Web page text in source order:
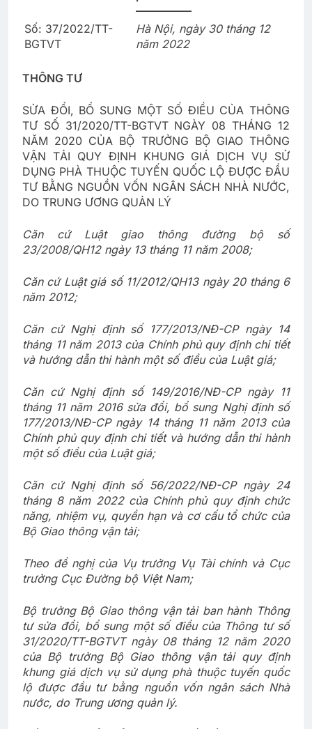
—————
Số: 37/2022/TT-
BGTVT
Hà Nội, ngày 30 tháng 12
năm 2022
THÔNG TƯ
SỬA ĐỔI, BỔ SUNG MỘT SỐ ĐIỀU CỦA THÔNG
TƯ SỐ 31/2020/TT-BGTVT NGÀY 08 THÁNG 12
NĂM 2020 CỦA BỘ TRƯỞNG BỘ GIAO THÔNG
VẬN TẢI QUY ĐỊNH KHUNG GIÁ DỊCH VỤ SỬ
DỤNG PHÀ THUỘC TUYẾN QUỐC LỘ ĐƯỢC ĐẦU
TƯ BẰNG NGUỒN VỐN NGÂN SÁCH NHÀ NƯỚC,
DO TRUNG ƯƠNG QUẢN LÝ
Căn cứ Luật giao thông đường bộ số
23/2008/QH12 ngày 13 tháng 11 năm 2008;
Căn cứ Luật giá số 11/2012/QH13 ngày 20 tháng 6
năm 2012;
Căn cứ Nghị định số 177/2013/NĐ-CP ngày 14
tháng 11 năm 2013 của Chính phủ quy định chi tiết
và hướng dẫn thi hành một số điều của Luật giá;
Căn cứ Nghị định số 149/2016/NĐ-CP ngày 11
tháng 11 năm 2016 sửa đổi, bổ sung Nghị định số
177/2013/NĐ-CP ngày 14 tháng 11 năm 2013 của
Chính phủ quy định chi tiết và hướng dẫn thi hành
một số điều của Luật giá;
Căn cứ Nghị định số 56/2022/NĐ-CP ngày 24
tháng 8 năm 2022 của Chính phủ quy định chức
năng, nhiệm vụ, quyền hạn và cơ cấu tổ chức của
Bộ Giao thông vận tải;
Theo đề nghị của Vụ trưởng Vụ Tài chính và Cục
trưởng Cục Đường bộ Việt Nam;
Bộ trưởng Bộ Giao thông vận tải ban hành Thông
tư sửa đổi, bổ sung một số điều của Thông tư số
31/2020/TT-BGTVT ngày 08 tháng 12 năm 2020
của Bộ trưởng Bộ Giao thông vận tải quy định
khung giá dịch vụ sử dụng phà thuộc tuyến quốc
lộ được đầu tư bằng nguồn vốn ngân sách Nhà
nước, do Trung ương quản lý.